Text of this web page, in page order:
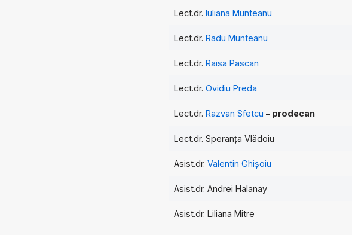
Lect.dr.Iuliana Munteanu
Lect.dr.Radu Munteanu
Lect.dr.Raisa Pascan
Lect.dr.Ovidiu Preda
Lect.dr.Razvan Sfetcu – prodecan
Lect.dr. Speranța Vlădoiu
Asist.dr.Valentin Ghișoiu
Asist.dr. Andrei Halanay
Asist.dr. Liliana Mitre